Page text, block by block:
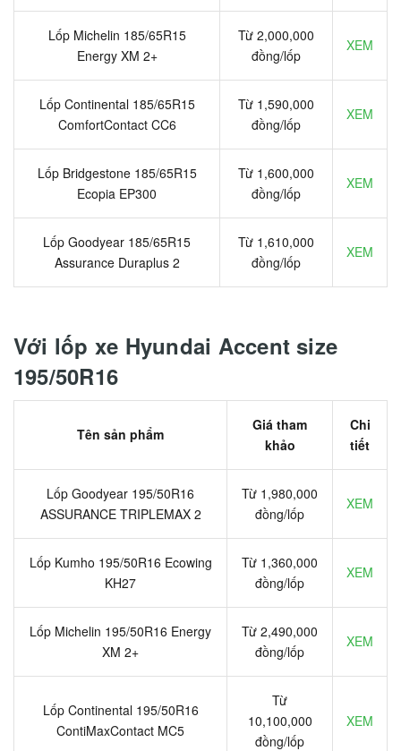
Lốp Michelin 185/65R15
Energy XM 2+
Từ 2,000,000
đồng/lốp
XEM
Lốp Continental 185/65R15
ComfortContact CC6
Từ 1,590,000
đồng/lốp
XEM
Lốp Bridgestone 185/65R15
Ecopia EP300
Từ 1,600,000
đồng/lốp
XEM
Lốp Goodyear 185/65R15
Assurance Duraplus 2
Từ 1,610,000
đồng/lốp
XEM
Với lốp xe Hyundai Accent size
195/50R16
Tên sản phẩm
Giá tham
khảo
Chi
tiết
Lốp Goodyear 195/50R16
ASSURANCE TRIPLEMAX 2
Từ 1,980,000
đồng/lốp
XEM
Lốp Kumho 195/50R16 Ecowing
KH27
Từ 1,360,000
đồng/lốp
XEM
Lốp Michelin 195/50R16 Energy
XM 2+
Từ 2,490,000
đồng/lốp
XEM
Lốp Continental 195/50R16
ContiMaxContact MC5
Từ
10,100,000
đồng/lốp
XEM